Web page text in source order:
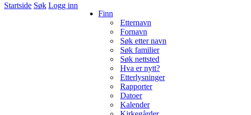
Startside Søk Logg inn
Finn
Etternavn
Fornavn
Søk etter navn
Søk familier
Søk nettsted
Hva er nytt?
Etterlysninger
Rapporter
Datoer
Kalender